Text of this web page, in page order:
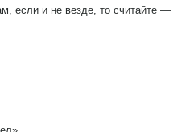
если и не везде, то считайте —